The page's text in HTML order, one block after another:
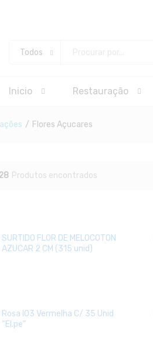
Todos
Inicio Restauração
/ Flores Açucares
Produtos encontrados
SURTIDO FLOR DE MELOCOTON
AZUCAR 2 CM (315 unid)
Rosa I03 Vermelha C/ 35 Unid
“El.pe”